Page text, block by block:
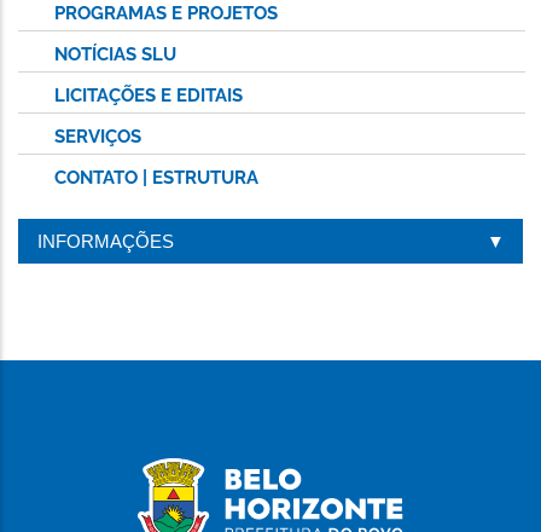
PROGRAMAS E PROJETOS
NOTÍCIAS SLU
LICITAÇÕES E EDITAIS
SERVIÇOS
CONTATO | ESTRUTURA
INFORMAÇÕES